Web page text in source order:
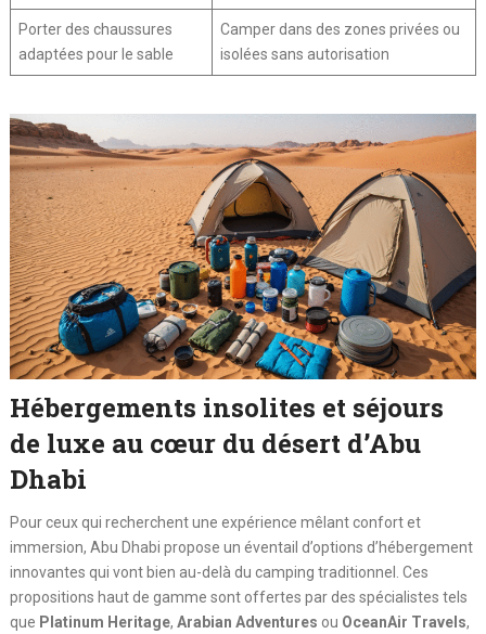
Porter des chaussures
adaptées pour le sable
Camper dans des zones privées ou
isolées sans autorisation
Hébergements insolites et séjours
de luxe au cœur du désert d’Abu
Dhabi
Pour ceux qui recherchent une expérience mêlant confort et
immersion, Abu Dhabi propose un éventail d’options d’hébergement
innovantes qui vont bien au-delà du camping traditionnel. Ces
propositions haut de gamme sont offertes par des spécialistes tels
que Platinum Heritage, Arabian Adventures ou OceanAir Travels,